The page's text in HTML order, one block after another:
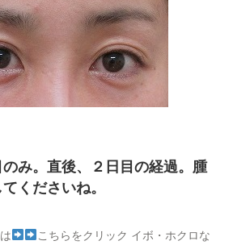
み。直後、２日目の経過。腫
くださいね。
こちらをクリック イボ・ホクロな